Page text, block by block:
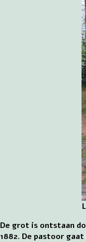
De grot is ontstaan
1882. De pastoor